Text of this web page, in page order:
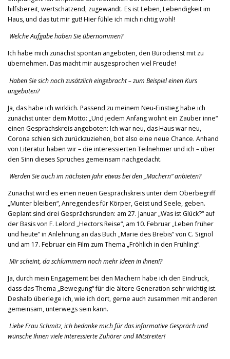
hilfsbereit, wertschätzend, zugewandt. Es ist Leben, Lebendigkeit im
Haus, und das tut mir gut! Hier fühle ich mich richtig wohl!
Welche Aufgabe haben Sie übernommen?
Ich habe mich zunächst spontan angeboten, den Bürodienst mit zu
übernehmen. Das macht mir ausgesprochen viel Freude!
Haben Sie sich noch zusätzlich eingebracht – zum Beispiel einen Kurs
angeboten?
Ja, das habe ich wirklich. Passend zu meinem Neu-Einstieg habe ich
zunächst unter dem Motto: „Und jedem Anfang wohnt ein Zauber inne“
einen Gesprächskreis angeboten: Ich war neu, das Haus war neu,
Corona schien sich zurückzuziehen, bot also eine neue Chance. Anhand
von Literatur haben wir – die interessierten Teilnehmer und ich – über
den Sinn dieses Spruches gemeinsam nachgedacht.
Werden Sie auch im nächsten Jahr etwas bei den „Machern“ anbieten?
Zunächst wird es einen neuen Gesprächskreis unter dem Oberbegriff
„Munter bleiben“, Anregendes für Körper, Geist und Seele, geben.
Geplant sind drei Gesprächsrunden: am 27. Januar „Was ist Glück?“ auf
der Basis von F. Lelord „Hectors Reise“, am 10. Februar „Leben früher
und heute“ in Anlehnung an das Buch „Marie des Brebis“ von C. Signol
und am 17. Februar ein Film zum Thema „Fröhlich in den Frühling“.
Mir scheint, da schlummern noch mehr Ideen in Ihnen!?
Ja, durch mein Engagement bei den Machern habe ich den Eindruck,
dass das Thema „Bewegung“ für die ältere Generation sehr wichtig ist.
Deshalb überlege ich, wie ich dort, gerne auch zusammen mit anderen
gemeinsam, unterwegs sein kann.
Liebe Frau Schmitz, ich bedanke mich für das informative Gespräch und
wünsche Ihnen viele interessierte Zuhörer und Mitstreiter!